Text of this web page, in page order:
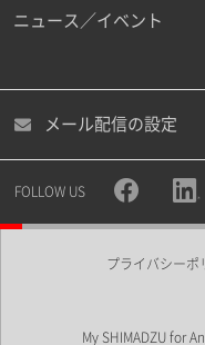
職種
所属部署
ニュース／イベント
メール配信の設定
FOLLOW US
プライバシーポ
My SHIMADZU for